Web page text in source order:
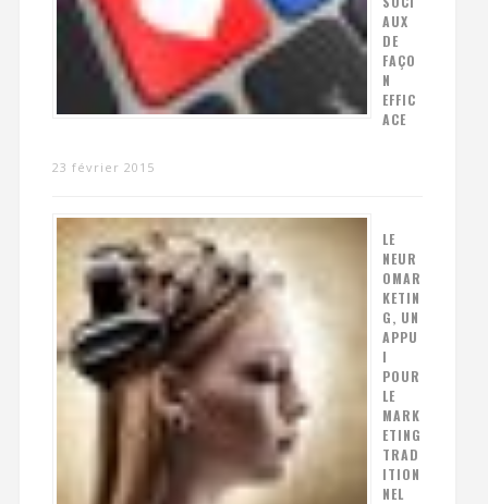
AUX
DE
FAÇO
N
EFFIC
ACE
23 février 2015
LE
NEUR
OMAR
KETIN
G, UN
APPU
I
POUR
LE
MARK
ETING
TRAD
ITION
NEL